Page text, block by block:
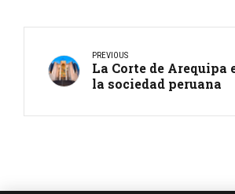
PREVIOUS
La Corte de Arequipa
la sociedad peruana